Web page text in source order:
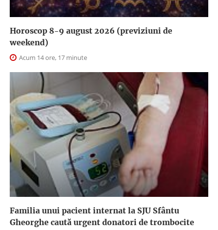
Horoscop 8-9 august 2026 (previziuni de
weekend)
Acum 14 ore, 17 minute
Familia unui pacient internat la SJU Sfântu
Gheorghe caută urgent donatori de trombocite